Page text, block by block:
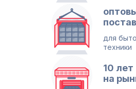
для
техники
10 лет
на